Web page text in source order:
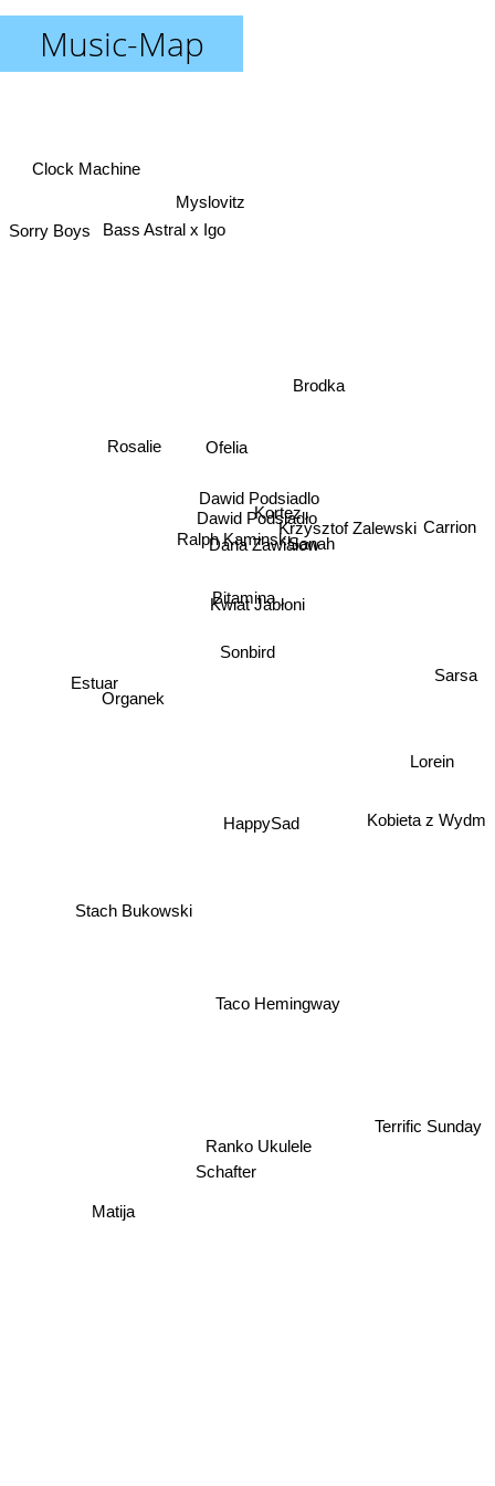
Music-Map
Sonbird
Kwiat Jabłoni
Bitamina
Ralph Kaminski
Ofelia
Dawid Podsiadło
Stach Bukowski
Dawid Podsiadlo
Daria Zawiałow
Kortez
Sanah
Rosalie
HappySad
Ranko Ukulele
Sarsa
Bass Astral x Igo
Krzysztof Zalewski
Organek
Estuar
Taco Hemingway
Terrific Sunday
Brodka
Sorry Boys
Myslovitz
Schafter
Matija
Lorein
Kobieta z Wydm
Carrion
Clock Machine